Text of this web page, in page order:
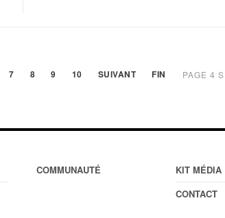
PAGE 4
7 8 9 10 SUIVANT FIN
COMMUNAUTÉ
KIT MÉDIA
CONTACT